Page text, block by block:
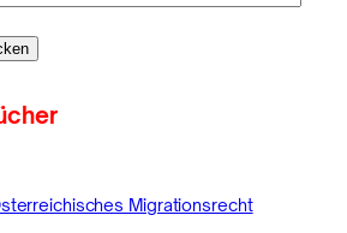
Migrationsrecht